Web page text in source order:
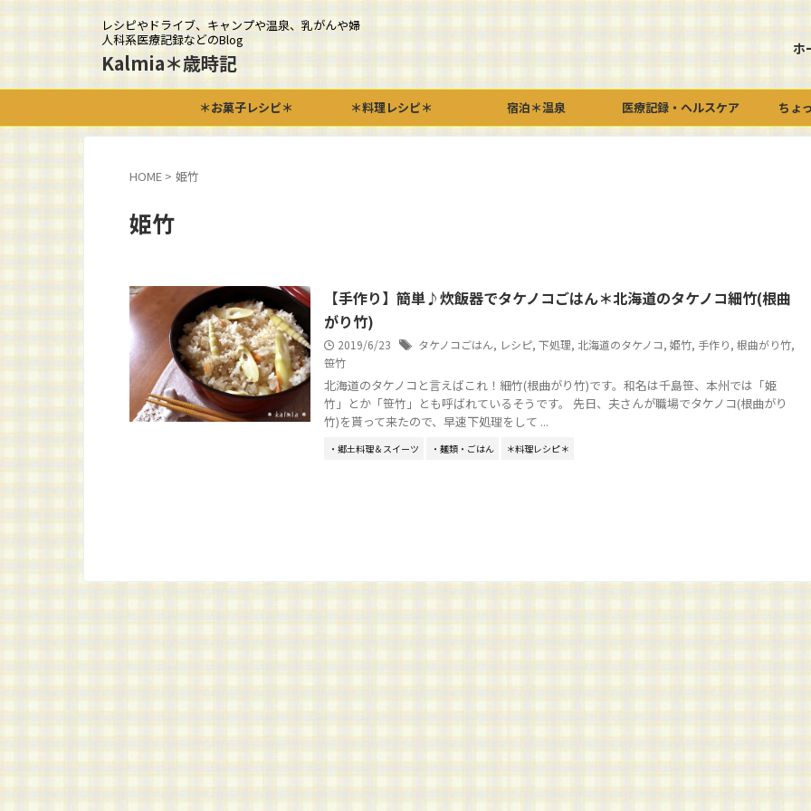
レシピやドライブ、キャンプや温泉、乳がんや婦
人科系医療記録などのBlog
Kalmia＊歳時記
ホ
＊お菓子レシピ＊ ＊料理レシピ＊ 宿泊＊温泉 医療記録・ヘルスケア ちょ
HOME > 姫竹
姫竹
【手作り】簡単♪炊飯器でタケノコごはん＊北海道のタケノコ細竹(根曲
がり竹)
2019/6/23 タケノコごはん, レシピ, 下処理, 北海道のタケノコ, 姫竹, 手作り, 根曲がり竹,
笹竹
北海道のタケノコと言えばこれ！細竹(根曲がり竹)です。和名は千島笹、本州では「姫
竹」とか「笹竹」とも呼ばれているそうです。 先日、夫さんが職場でタケノコ(根曲がり
竹)を貰って来たので、早速下処理をして ...
・郷土料理＆スイーツ ・麺類・ごはん ＊料理レシピ＊